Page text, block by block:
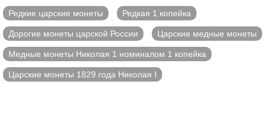
Редкие царские монеты Редкая 1 копейка
Дорогие монеты царской России Царские медные монеты
Медные монеты Николая 1 номиналом 1 копейка
Царские монеты 1829 года Николая I